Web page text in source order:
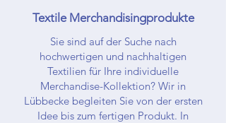
Textile Merchandisingprodukte
Sie sind auf der Suche nach
hochwertigen und nachhaltigen
Textilien für Ihre individuelle
Merchandise-Kollektion? Wir in
Lübbecke begleiten Sie von der ersten
Idee bis zum fertigen Produkt. In